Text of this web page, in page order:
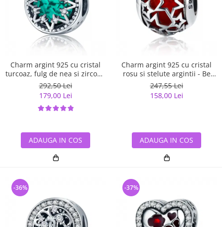
Charm argint 925 cu cristal
turcoaz, fulg de nea si zirconii
albe - Be Nature PST0110
292,50 Lei
179,00 Lei
ADAUGA IN COS
Charm argint 925 cu cristal
rosu si stelute argintii - Be
Nature PST0115
247,55 Lei
158,00 Lei
ADAUGA IN COS
-36% -37%